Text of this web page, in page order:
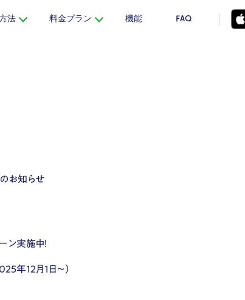
法 料金プラン 機能 FAQ
お知らせ
実施中！
年12月1日〜）